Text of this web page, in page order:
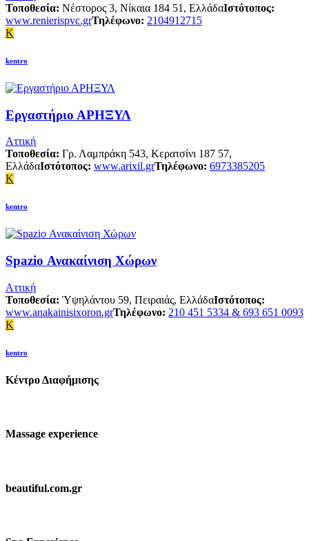
Τοποθεσία: Νέστορος 3, Νίκαια 184 51, ΕλλάδαΙστότοπος:
www.renierispvc.grΤηλέφωνο: 2104912715
K
kentro
Εργαστήριο ΑΡΗΞΥΛ
Αττική
Τοποθεσία: Γρ. Λαμπράκη 543, Κερατσίνι 187 57,
ΕλλάδαΙστότοπος: www.arixil.grΤηλέφωνο: 6973385205
K
kentro
Spazio Ανακαίνιση Χώρων
Αττική
Τοποθεσία: Ὑψηλάντου 59, Πειραιάς, ΕλλάδαΙστότοπος:
www.anakainisixoron.grΤηλέφωνο: 210 451 5334 & 693 651 0093
K
kentro
Κέντρο Διαφήμισης
Massage experience
beautiful.com.gr